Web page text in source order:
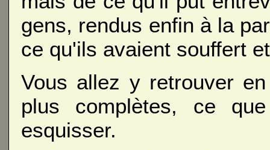
gens, rendus enfin à la
ce qu'ils avaient souffert
Vous allez y retrouver
plus complètes, ce
esquisser.